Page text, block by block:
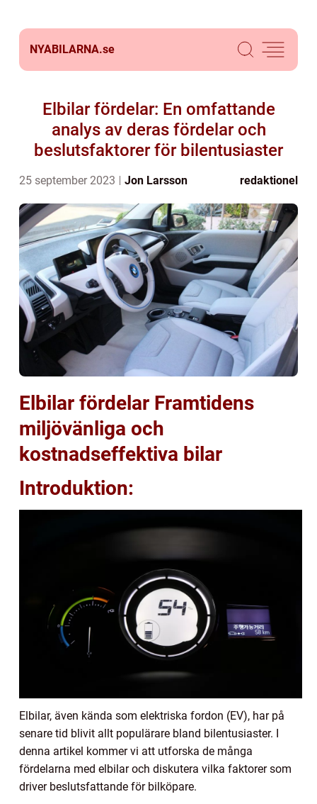
NYABILARNA.se
Elbilar fördelar: En omfattande
analys av deras fördelar och
beslutsfaktorer för bilentusiaster
25 september 2023 Jon Larsson redaktionel
Elbilar fördelar Framtidens
miljövänliga och
kostnadseffektiva bilar
Introduktion:
Elbilar, även kända som elektriska fordon (EV), har på
senare tid blivit allt populärare bland bilentusiaster. I
denna artikel kommer vi att utforska de många
fördelarna med elbilar och diskutera vilka faktorer som
driver beslutsfattande för bilköpare.